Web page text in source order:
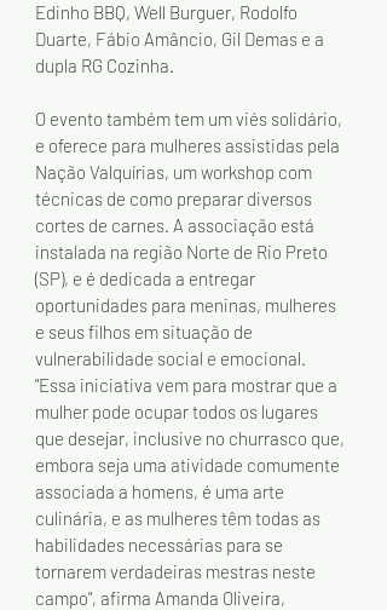
Edinho BBQ, Well Burguer, Rodolfo
Duarte, Fábio Amâncio, Gil Demas e a
dupla RG Cozinha.
O evento também tem um viés solidário,
e oferece para mulheres assistidas pela
Nação Valquírias, um workshop com
técnicas de como preparar diversos
cortes de carnes. A associação está
instalada na região Norte de Rio Preto
(SP), e é dedicada a entregar
oportunidades para meninas, mulheres
e seus filhos em situação de
vulnerabilidade social e emocional.
"Essa iniciativa vem para mostrar que a
mulher pode ocupar todos os lugares
que desejar, inclusive no churrasco que,
embora seja uma atividade comumente
associada a homens, é uma arte
culinária, e as mulheres têm todas as
habilidades necessárias para se
tornarem verdadeiras mestras neste
campo", afirma Amanda Oliveira,